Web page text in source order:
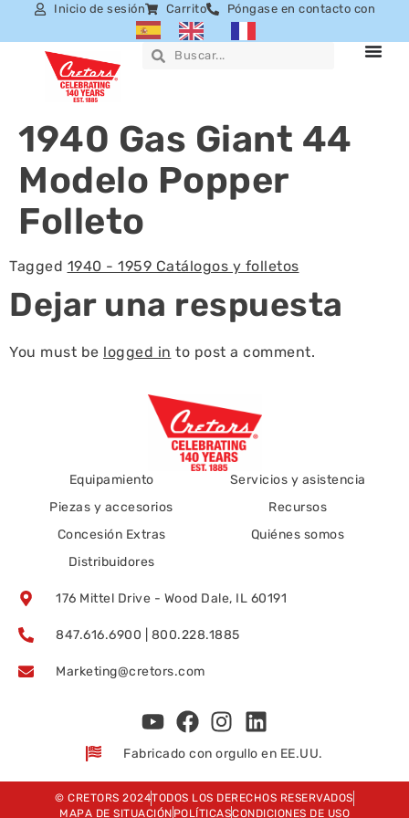
Inicio de sesión Carrito Póngase en contacto con
1940 Gas Giant 44
Modelo Popper
Folleto
Tagged 1940 - 1959 Catálogos y folletos
Dejar una respuesta
You must be logged in to post a comment.
Equipamiento
Piezas y accesorios
Concesión Extras
Distribuidores
Servicios y asistencia
Recursos
Quiénes somos
176 Mittel Drive - Wood Dale, IL 60191
847.616.6900 | 800.228.1885
Marketing@cretors.com
Fabricado con orgullo en EE.UU.
© CRETORS 2024TODOS LOS DERECHOS RESERVADOS
MAPA DE SITUACIÓN POLÍTICASCONDICIONES DE USO